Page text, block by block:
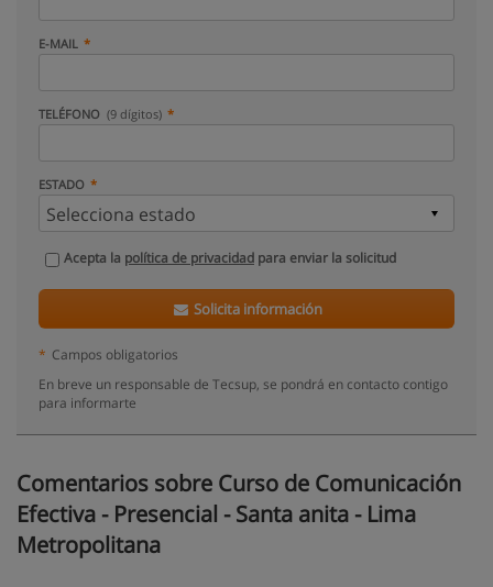
E-MAIL
TELÉFONO (9 dígitos)
ESTADO
Acepta la política de privacidad para enviar la solicitud
Solicita información
* Campos obligatorios
En breve un responsable de Tecsup, se pondrá en contacto contigo
para informarte
Comentarios sobre Curso de Comunicación
Efectiva - Presencial - Santa anita - Lima
Metropolitana